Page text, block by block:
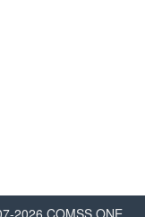
2026 COMSS.ONE